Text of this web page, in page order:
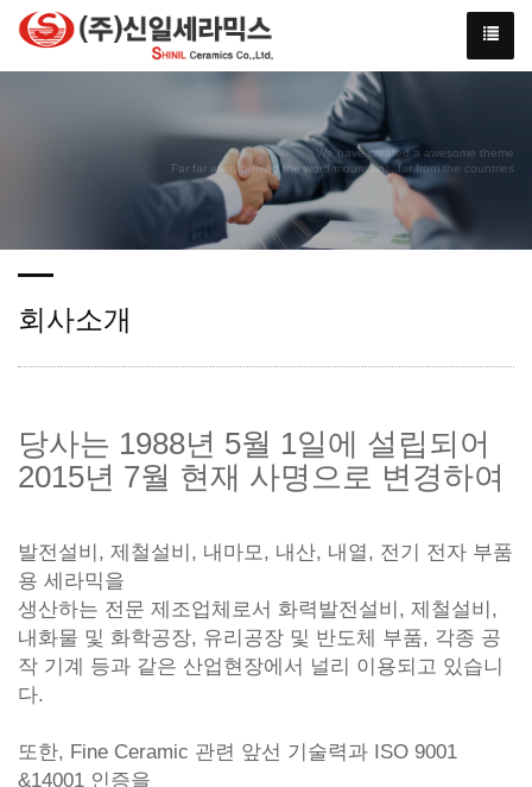
We have created a awesome theme
Far far away,behind the word mountains, far from the countries
회사소개
당사는 1988년 5월 1일에 설립되어
2015년 7월 현재 사명으로 변경하여
발전설비, 제철설비, 내마모, 내산, 내열, 전기 전자 부품
용 세라믹을
생산하는 전문 제조업체로서 화력발전설비, 제철설비,
내화물 및 화학공장, 유리공장 및 반도체 부품, 각종 공
작 기계 등과 같은 산업현장에서 널리 이용되고 있습니
다.
또한, Fine Ceramic 관련 앞선 기술력과 ISO 9001
&14001 인증을